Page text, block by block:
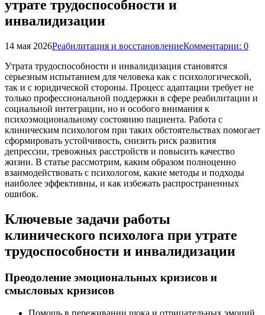
утрате трудоспособности и
инвалидизации
14 мая 2026Реабилитация и восстановлениеКомментарии: 0
Утрата трудоспособности и инвалидизация становятся
серьезным испытанием для человека как с психологической,
так и с юридической стороны. Процесс адаптации требует не
только профессиональной поддержки в сфере реабилитации и
социальной интеграции, но и особого внимания к
психоэмоциональному состоянию пациента. Работа с
клиническим психологом при таких обстоятельствах помогает
сформировать устойчивость, снизить риск развития
депрессии, тревожных расстройств и повысить качество
жизни. В статье рассмотрим, каким образом полноценно
взаимодействовать с психологом, какие методы и подходы
наиболее эффективны, и как избежать распространенных
ошибок.
Ключевые задачи работы
клинического психолога при утрате
трудоспособности и инвалидизации
Преодоление эмоциональных кризисов и
смысловых кризисов